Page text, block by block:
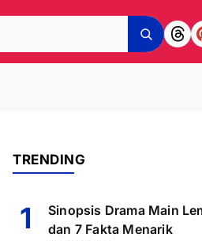
TRENDING
1
Sinopsis Drama Main
dan 7 Fakta Menarik